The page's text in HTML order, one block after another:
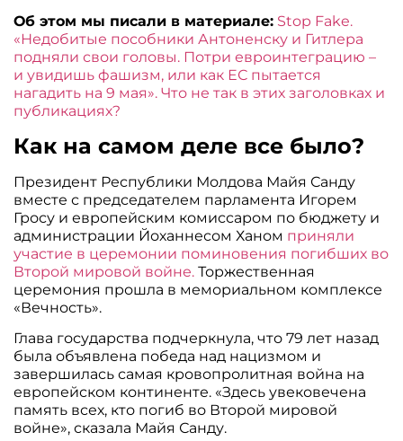
Об этом мы писали в материале: Stop Fake.
«Недобитые пособники Антоненску и Гитлера
подняли свои головы. Потри евроинтеграцию –
и увидишь фашизм, или как ЕС пытается
нагадить на 9 мая». Что не так в этих заголовках и
публикациях?
Как на самом деле все было?
Президент Республики Молдова Майя Санду
вместе с председателем парламента Игорем
Гросу и европейским комиссаром по бюджету и
администрации Йоханнесом Ханом приняли
участие в церемонии поминовения погибших во
Второй мировой войне.Торжественная
церемония прошла в мемориальном комплексе
«Вечность».
Глава государства подчеркнула, что 79 лет назад
была объявлена победа над нацизмом и
завершилась самая кровопролитная война на
европейском континенте. «Здесь увековечена
память всех, кто погиб во Второй мировой
войне», сказала Майя Санду.